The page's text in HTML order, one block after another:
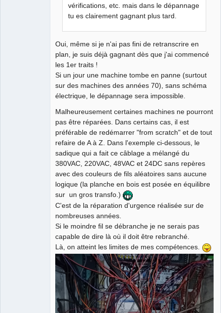
vérifications, etc. mais dans le dépannage
tu es clairement gagnant plus tard.
Oui, même si je n'ai pas fini de retranscrire en
plan, je suis déjà gagnant dès que j'ai commencé
les 1er traits !
Si un jour une machine tombe en panne (surtout
sur des machines des années 70), sans schéma
électrique, le dépannage sera impossible.
Malheureusement certaines machines ne pourront
pas être réparées. Dans certains cas, il est
préférable de redémarrer "from scratch" et de tout
refaire de A à Z. Dans l'exemple ci-dessous, le
sadique qui a fait ce câblage a mélangé du
380VAC, 220VAC, 48VAC et 24DC sans repères
avec des couleurs de fils aléatoires sans aucune
logique (la planche en bois est posée en équilibre
sur un gros transfo.)
C'est de la réparation d'urgence réalisée sur de
nombreuses années.
Si le moindre fil se débranche je ne serais pas
capable de dire là où il doit être rebranché.
Là, on atteint les limites de mes compétences.